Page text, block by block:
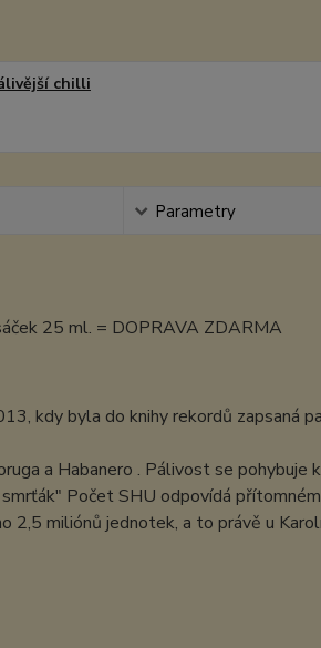
chilli
Parametry
25 ml. = DOPRAVA ZDARMA
kdy byla do knihy rekordů zapsaná
a Habanero . Pálivost se
Počet SHU odpovídá
2,5 miliónů jednotek, a to právě u